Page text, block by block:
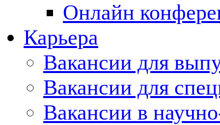
Онлайн
Карьера
Вакансии для
Вакансии для
Вакансии в